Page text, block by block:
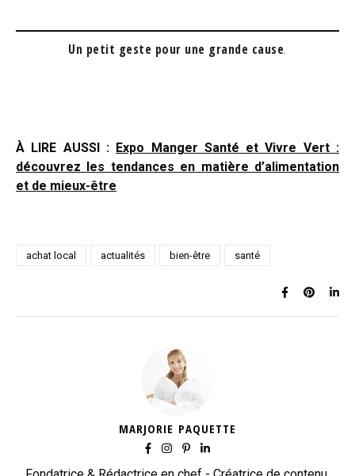
Un petit geste pour une grande cause.
À LIRE AUSSI : Expo Manger Santé et Vivre Vert :
découvrez les tendances en matière d’alimentation
et de mieux-être
achat local actualités bien-être santé
MARJORIE PAQUETTE